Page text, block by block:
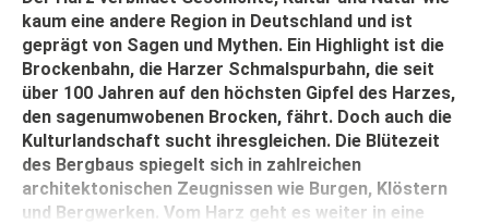
kaum eine andere Region in Deutschland und ist
geprägt von Sagen und Mythen. Ein Highlight ist die
Brockenbahn, die Harzer Schmalspurbahn, die seit
über 100 Jahren auf den höchsten Gipfel des Harzes,
den sagenumwobenen Brocken, fährt. Doch auch die
Kulturlandschaft sucht ihresgleichen. Die Blütezeit
des Bergbaus spiegelt sich in zahlreichen
architektonischen Zeugnissen wie Burgen, Klöstern
und Bergwerken. Vom Harz geht es weiter in eine